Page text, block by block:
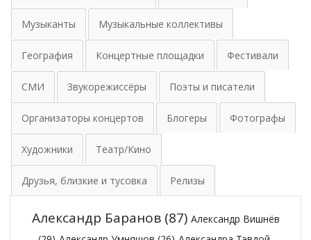
Музыканты Музыкальные коллективы
География Концертные площадки Фестивали
СМИ Звукорежиссёры Поэты и писатели
Организаторы концертов Блогеры Фотографы
Художники Театр/Кино
Друзья, близкие и тусовка Релизы
Александр Баранов(87) Александр Вишнёв